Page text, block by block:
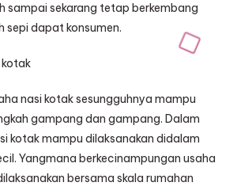
sampai sekarang tetap berkembang
sepi dapat konsumen.
kotak
nasi kotak sesungguhnya mampu
gampang dan gampang. Dalam
kotak mampu dilaksanakan didalam
Yangmana berkecinampungan usaha
bersama skala rumahan